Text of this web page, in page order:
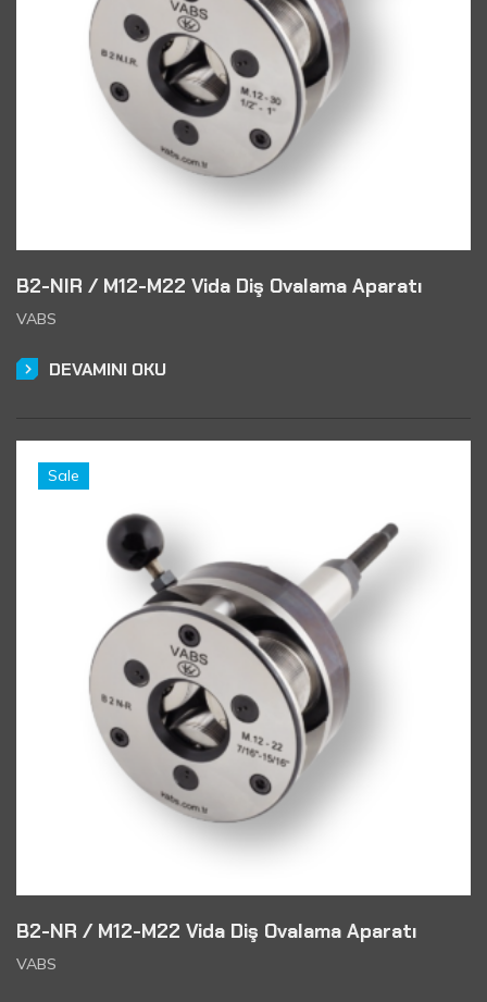
B2-NIR / M12-M22 Vida Diş Ovalama Aparatı
VABS
DEVAMINI OKU
Sale
B2-NR / M12-M22 Vida Diş Ovalama Aparatı
VABS